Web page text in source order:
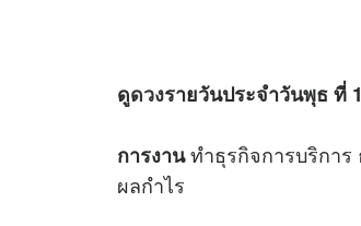
ดูดวงรายวันประจำวันพุธ ที่
การงานทำธุรกิจการบริกา
ผลกำไร